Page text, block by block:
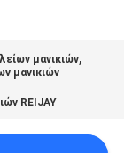
μανικιών,
μανικιών
REIJAY